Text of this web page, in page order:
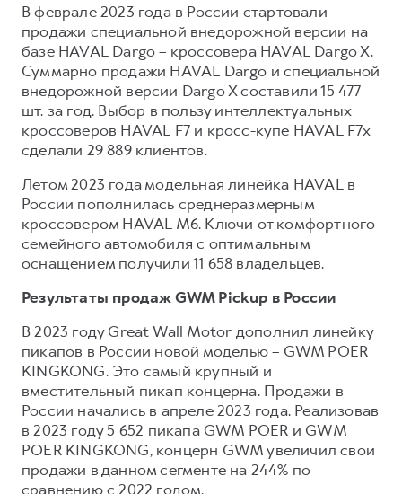
В феврале 2023 года в России стартовали
продажи специальной внедорожной версии на
базе HAVAL Dargo – кроссовера HAVAL Dargo X.
Суммарно продажи HAVAL Dargo и специальной
внедорожной версии Dargo X составили 15 477
шт. за год. Выбор в пользу интеллектуальных
кроссоверов HAVAL F7 и кросс-купе HAVAL F7x
сделали 29 889 клиентов.
Летом 2023 года модельная линейка HAVAL в
России пополнилась среднеразмерным
кроссовером HAVAL M6. Ключи от комфортного
семейного автомобиля с оптимальным
оснащением получили 11 658 владельцев.
Результаты продаж GWM Pickup в России
В 2023 году Great Wall Motor дополнил линейку
пикапов в России новой моделью – GWM POER
KINGKONG. Это самый крупный и
вместительный пикап концерна. Продажи в
России начались в апреле 2023 года. Реализовав
в 2023 году 5 652 пикапа GWM POER и GWM
POER KINGKONG, концерн GWM увеличил свои
продажи в данном сегменте на 244% по
сравнению с 2022 годом.